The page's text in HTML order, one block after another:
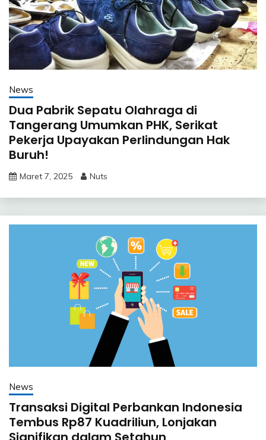
News
Dua Pabrik Sepatu Olahraga di
Tangerang Umumkan PHK, Serikat
Pekerja Upayakan Perlindungan Hak
Buruh!
Maret 7, 2025 Nuts
News
Transaksi Digital Perbankan Indonesia
Tembus Rp87 Kuadriliun, Lonjakan